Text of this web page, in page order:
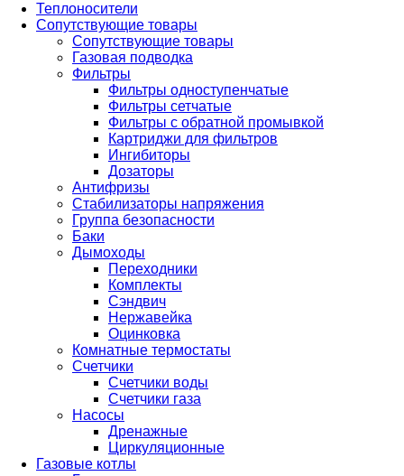
Теплоносители
Сопутствующие товары
Сопутствующие товары
Газовая подводка
Фильтры
Фильтры одноступенчатые
Фильтры сетчатые
Фильтры с обратной промывкой
Картриджи для фильтров
Ингибиторы
Дозаторы
Антифризы
Стабилизаторы напряжения
Группа безопасности
Баки
Дымоходы
Переходники
Комплекты
Сэндвич
Нержавейка
Оцинковка
Комнатные термостаты
Счетчики
Счетчики воды
Счетчики газа
Насосы
Дренажные
Циркуляционные
Газовые котлы